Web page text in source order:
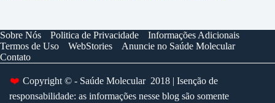
Sobre Nós Politica de Privacidade
Informações Adicionais
Termos de Uso
WebStories
Anuncie no Saúde Molecular
Contato
❤️ Copyright © - Saúde Molecular 2018 | Isenção de
responsabilidade: as informações nesse blog são somente